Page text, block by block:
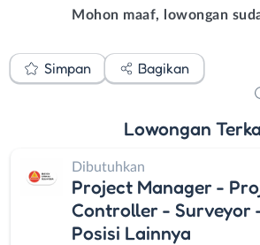
Mohon maaf, lowongan
Simpan Bagikan
Lowongan
Dibutuhkan
Project Manager -
Controller - Surveyor
Posisi Lainnya